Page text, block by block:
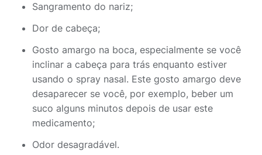
Sangramento do nariz;
Dor de cabeça;
Gosto amargo na boca, especialmente se você
inclinar a cabeça para trás enquanto estiver
usando o spray nasal. Este gosto amargo deve
desaparecer se você, por exemplo, beber um
suco alguns minutos depois de usar este
medicamento;
Odor desagradável.